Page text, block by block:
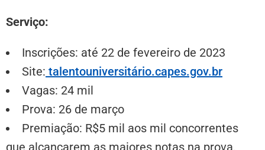
Serviço:
Inscrições: até 22 de fevereiro de 2023
Site: talentouniversitário.capes.gov.br
Vagas: 24 mil
Prova: 26 de março
Premiação: R$5 mil aos mil concorrentes
que alcançarem as maiores notas na prova.